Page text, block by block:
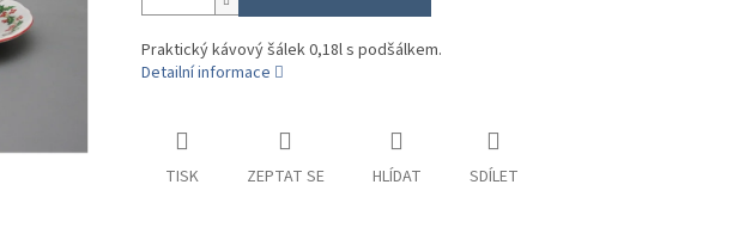
Praktický kávový šálek 0,18l s podšálkem.
Detailní informace
TISK ZEPTAT SE HLÍDAT SDÍLET